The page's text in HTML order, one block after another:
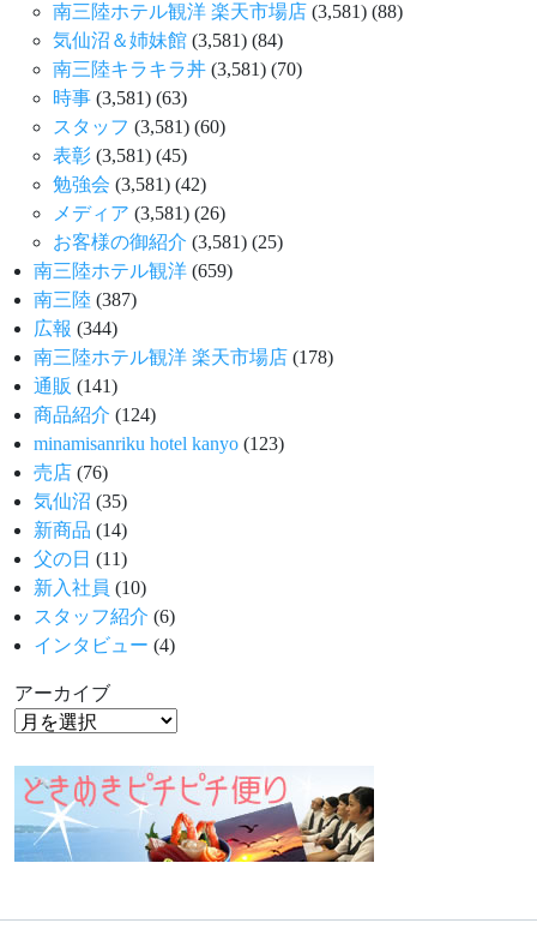
南三陸ホテル観洋 楽天市場店 (3,581) (88)
気仙沼＆姉妹館 (3,581) (84)
南三陸キラキラ丼 (3,581) (70)
時事 (3,581) (63)
スタッフ (3,581) (60)
表彰 (3,581) (45)
勉強会 (3,581) (42)
メディア (3,581) (26)
お客様の御紹介 (3,581) (25)
南三陸ホテル観洋 (659)
南三陸 (387)
広報 (344)
南三陸ホテル観洋 楽天市場店 (178)
通販 (141)
商品紹介 (124)
minamisanriku hotel kanyo (123)
売店 (76)
気仙沼 (35)
新商品 (14)
父の日 (11)
新入社員 (10)
スタッフ紹介 (6)
インタビュー (4)
アーカイブ